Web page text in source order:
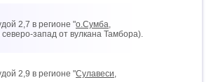
2,7 в регионе "о.Сумба,
запад от вyлкана Тамбора).
2,9 в регионе "Сулавеси,